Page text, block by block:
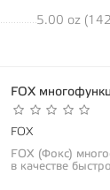
5.00 oz
FOX
FOX
FOX (Фокс)
в качестве